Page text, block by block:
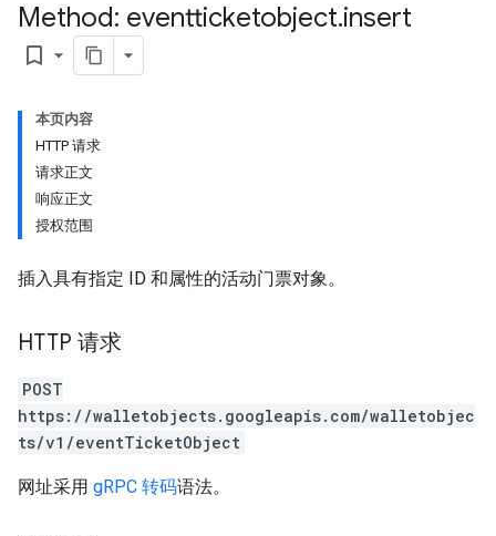
Method: eventticketobject.insert
bookmark_border
本页内容
HTTP 请求
请求正文
响应正文
授权范围
插入具有指定 ID 和属性的活动门票对象。
HTTP 请求
POST
https://walletobjects.googleapis.com/walletobjec
ts/v1/eventTicketObject
网址采用 gRPC 转码语法。